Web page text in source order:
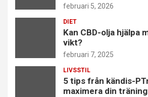
februari 5, 2026
DIET
Kan CBD-olja hjälpa
vikt?
februari 7, 2025
LIVSSTIL
5 tips från kändis-
maximera din träning